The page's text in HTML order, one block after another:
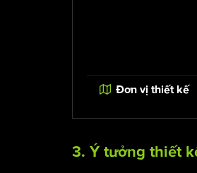
Đơn vị thiết kế
3. Ý tưởng thiết